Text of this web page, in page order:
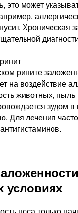
это может
Хроническая
рините
на воздействие
животных, пыль
зудом в
Для лечения
условиях
носа только